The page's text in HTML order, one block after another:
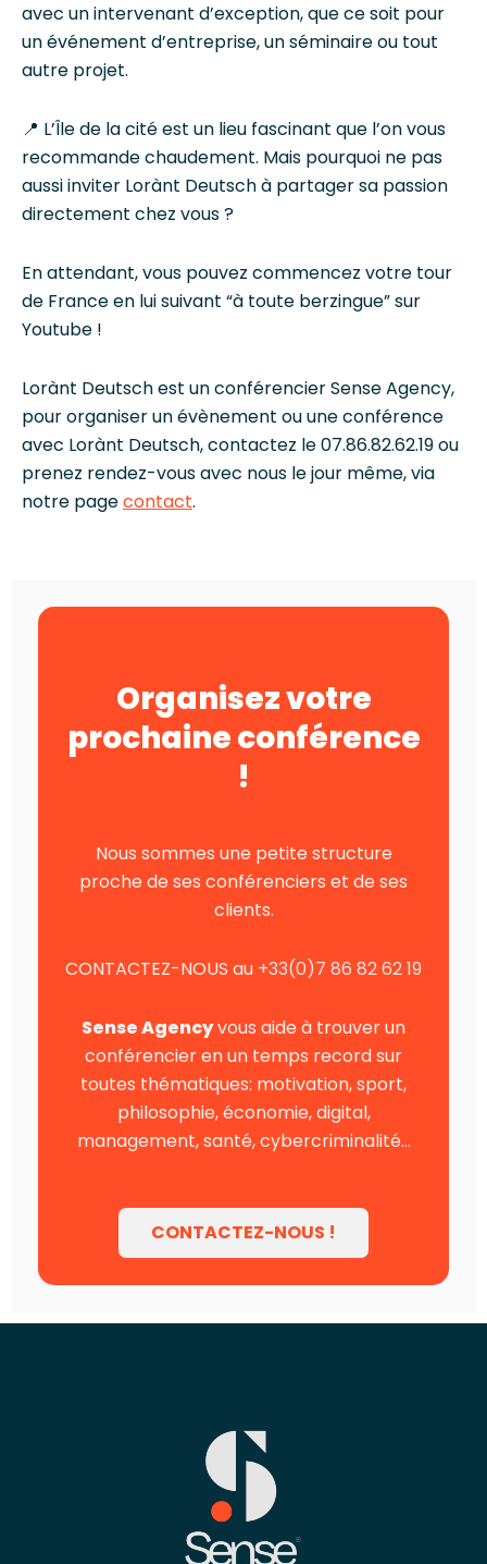
avec un intervenant d’exception, que ce soit pour
un événement d’entreprise, un séminaire ou tout
autre projet.
📍 L’Île de la cité est un lieu fascinant que l’on vous
recommande chaudement. Mais pourquoi ne pas
aussi inviter Lorànt Deutsch à partager sa passion
directement chez vous ?
En attendant, vous pouvez commencez votre tour
de France en lui suivant “à toute berzingue” sur
Youtube !
Lorànt Deutsch est un conférencier Sense Agency,
pour organiser un évènement ou une conférence
avec Lorànt Deutsch, contactez le 07.86.82.62.19 ou
prenez rendez-vous avec nous le jour même, via
notre pagecontact.
Organisez votre
prochaine conférence
!
Nous sommes une petite structure
proche de ses conférenciers et de ses
clients.
CONTACTEZ-NOUS au +33(0)7 86 82 62 19
Sense Agencyvous aide à trouver un
conférencier en un temps record sur
toutes thématiques: motivation, sport,
philosophie, économie, digital,
management, santé, cybercriminalité…
CONTACTEZ-NOUS !